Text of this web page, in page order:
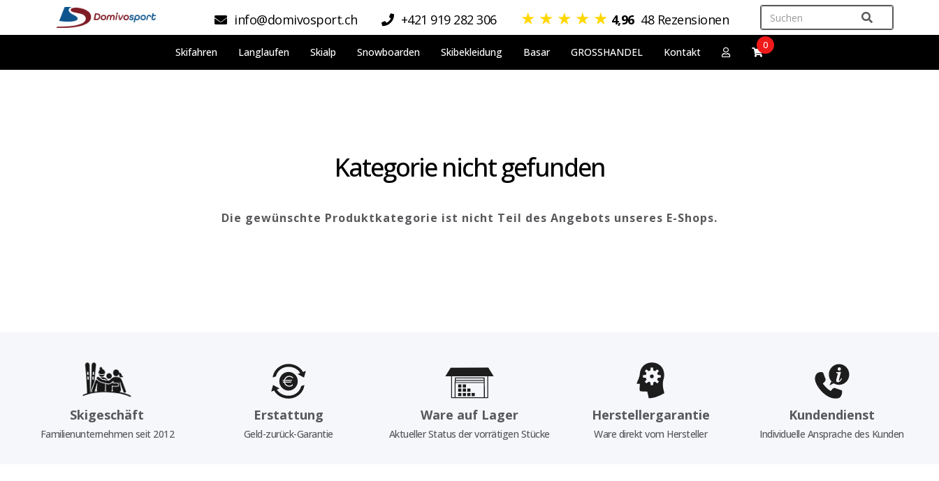
info@domivosport.ch +421 919 282 306 ★ ★ ★ ★ ★ 4,96 48 Rezensionen
Skifahren Langlaufen Skialp Snowboarden Skibekleidung Basar GROSSHANDEL Kontakt
0
Kategorie nicht gefunden
Die gewünschte Produktkategorie ist nicht Teil des Angebots unseres E-Shops.
Skigeschäft
Familienunternehmen seit 2012
Erstattung
Geld-zurück-Garantie
Ware auf Lager
Aktueller Status der vorrätigen Stücke
Herstellergarantie
Ware direkt vom Hersteller
Kundendienst
Individuelle Ansprache des Kunden